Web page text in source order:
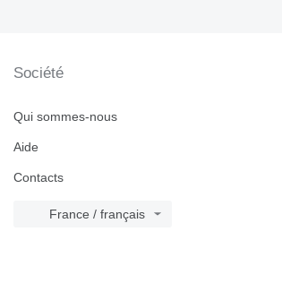
Société
Qui sommes-nous
Aide
Contacts
France / français